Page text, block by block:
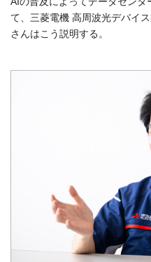
て、三菱電機 高周波光デバイ
さんはこう説明する。